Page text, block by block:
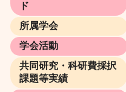
ド
所属学会
学会活動
共同研究・科研費採択
課題等実績